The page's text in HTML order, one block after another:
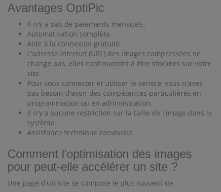
Avantages OptiPic
Il n'y a pas de paiements mensuels.
Automatisation complète.
Aide à la connexion gratuite.
L'adresse Internet (URL) des images compressées ne
change pas, elles continueront à être stockées sur votre
site.
Pour vous connecter et utiliser le service, vous n'avez
pas besoin d'avoir des compétences particulières en
programmation ou en administration.
Il n'y a aucune restriction sur la taille de l'image dans le
système.
Assistance technique conviviale.
Comment l'optimisation des images
pour peut-elle accélérer un site ?
Une page d'un site se compose le plus souvent de :